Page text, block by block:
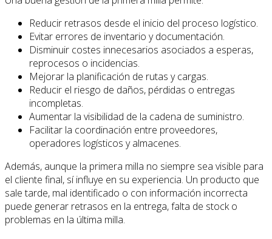
Reducir retrasos desde el inicio del proceso logístico.
Evitar errores de inventario y documentación.
Disminuir costes innecesarios asociados a esperas,
reprocesos o incidencias.
Mejorar la planificación de rutas y cargas.
Reducir el riesgo de daños, pérdidas o entregas
incompletas.
Aumentar la visibilidad de la cadena de suministro.
Facilitar la coordinación entre proveedores,
operadores logísticos y almacenes.
Además, aunque la primera milla no siempre sea visible para
el cliente final, sí influye en su experiencia. Un producto que
sale tarde, mal identificado o con información incorrecta
puede generar retrasos en la entrega, falta de stock o
problemas en la última milla.